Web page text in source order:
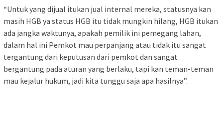
“Untuk yang dijual itukan jual internal mereka, statusnya kan
masih HGB ya status HGB itu tidak mungkin hilang, HGB itukan
ada jangka waktunya, apakah pemilik ini pemegang lahan,
dalam hal ini Pemkot mau perpanjang atau tidak itu sangat
tergantung dari keputusan dari pemkot dan sangat
bergantung pada aturan yang berlaku, tapi kan teman-teman
mau kejalur hukum, jadi kita tunggu saja apa hasilnya”.